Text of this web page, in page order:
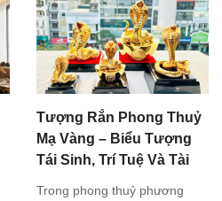
Tượng Rắn Phong Thuỷ
Mạ Vàng – Biểu Tượng
Tái Sinh, Trí Tuệ Và Tài
Trong phong thuỷ phương